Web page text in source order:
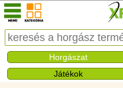
Horgászat
Játékok